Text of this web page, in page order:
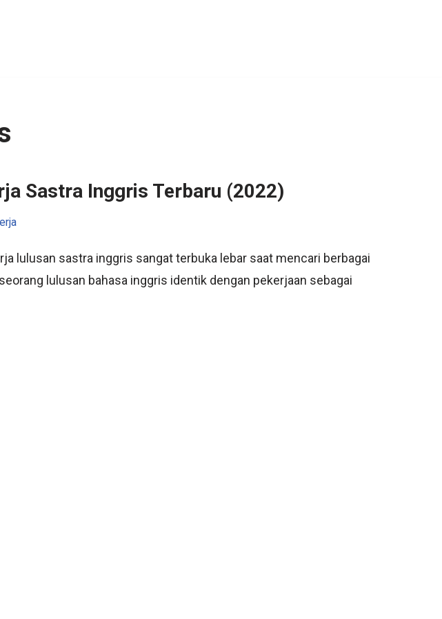
Sastra Inggris Terbaru (2022)
lulusan sastra inggris sangat terbuka lebar saat mencari berbagai
lulusan bahasa inggris identik dengan pekerjaan sebagai